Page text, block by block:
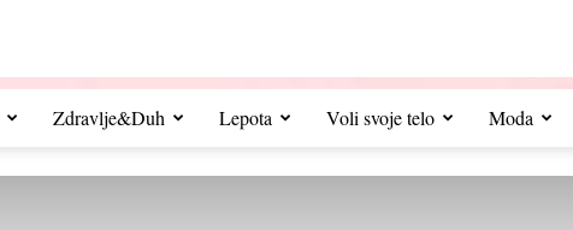
Zdravlje&Duh Lepota Voli svoje telo Moda